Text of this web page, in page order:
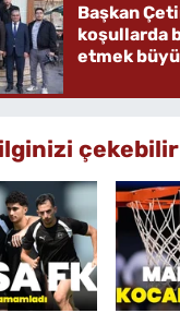
Başkan
koşullarda
etmek
çekebilir